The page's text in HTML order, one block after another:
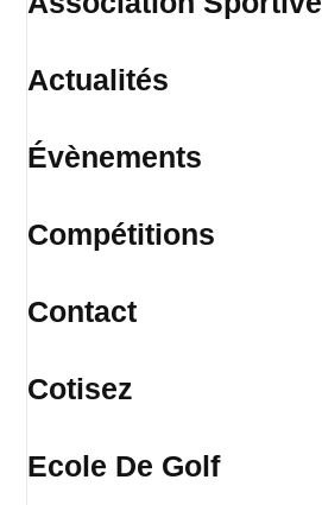
Actualités
Évènements
Compétitions
Contact
Cotisez
Ecole De Golf